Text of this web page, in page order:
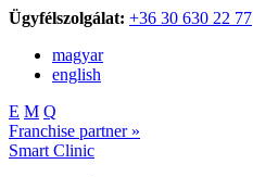
Ügyfélszolgálat: +36 30 630 22 77
magyar
english
E M Q
Franchise partner »
Smart Clinic